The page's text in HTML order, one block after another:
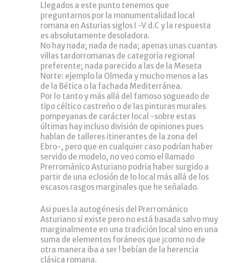
Llegados a este punto tenemos que
preguntarnos por la monumentalidad local
romana en Asturias siglos I -V d.C y la respuesta
es absolutamente desoladora.
No hay nada; nada de nada; apenas unas cuantas
villas tardorromanas de categoría regional
preferente; nada parecido a las de la Meseta
Norte: ejemplo la Olmeda y mucho menos a las
de la Bética o la fachada Mediterránea.
Por lo tanto y más allá del famoso sogueado de
tipo céltico castreño o de las pinturas murales
pompeyanas de carácter local -sobre estas
últimas hay incluso división de opiniones pues
hablan de talleres itinerantes de la zona del
Ebro-, pero que en cualquier caso podrían haber
servido de modelo, no veo como el llamado
Prerrománico Asturiano podria haber surgido a
partir de una eclosión de lo local más allá de los
escasos rasgos marginales que he señalado.
Asi pues la autogénesis del Prerrománico
Asturiano sí existe pero no está basada salvo muy
marginalmente en una tradición local sino en una
suma de elementos foráneos que ¡como no de
otra manera iba a ser ! bebían de la herencia
clásica romana.